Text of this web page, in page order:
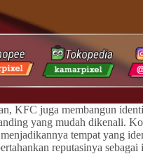
KFC juga membangun
yang mudah dikenali.
tempat yang
reputasinya